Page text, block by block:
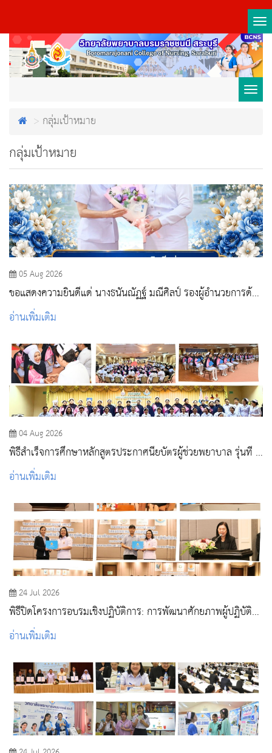
กลุ่มเป้าหมาย
กลุ่มเป้าหมาย
05 Aug 2026
ขอแสดงความยินดีแด่ นางธนันณัฏฐ์ มณีศิลป์ รองผู้อำนวยการด้าน
การพยาบาล โรงพยาบาลสระบุรี
อ่านเพิ่มเติม
04 Aug 2026
พิธีสำเร็จการศึกษาหลักสูตรประกาศนียบัตรผู้ช่วยพยาบาล รุ่นที่ 3
ประจำปีการศึกษา 2568
อ่านเพิ่มเติม
24 Jul 2026
พิธีปิดโครงการอบรมเชิงปฏิบัติการ: การพัฒนาศักยภาพผู้ปฏิบัติ
งานด้านวัคซีนและภูมิคุ้มกันโรค
อ่านเพิ่มเติม